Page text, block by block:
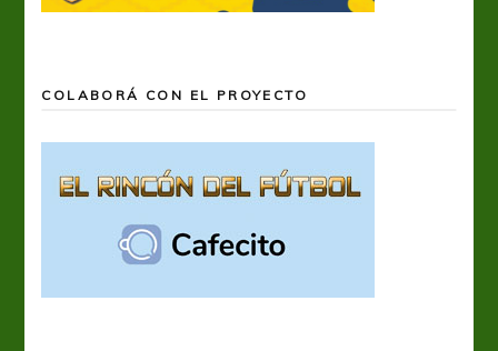
COLABORÁ CON EL PROYECTO